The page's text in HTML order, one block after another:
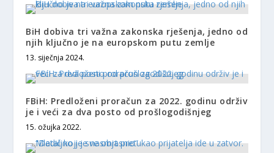
BiH dobiva tri važna zakonska rješenja, jedno od
njih ključno je na europskom putu zemlje
13. siječnja 2024.
FBiH: Predloženi proračun za 2022. godinu održiv
je i veći za dva posto od prošlogodišnjeg
15. ožujka 2022.